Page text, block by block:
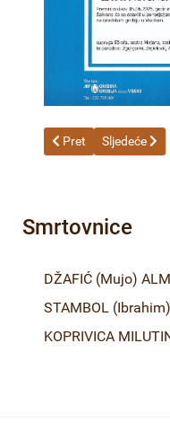
Prethodni članak:
Pret Sljedeći
Sljedeće
Smrtovnice
DŽAFIĆ (Mujo)
STAMBOL
KOPRIVICA